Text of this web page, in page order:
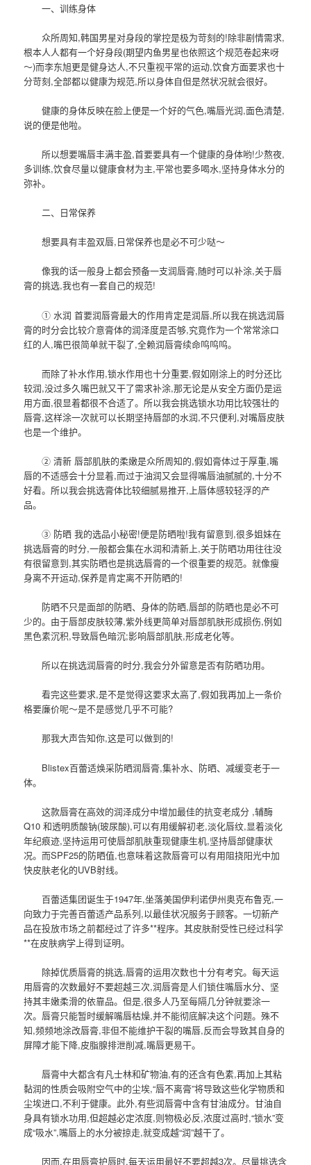
一、训练身体
众所周知,韩国男星对身段的掌控是极为苛刻的!除非剧情需求,
根本人人都有一个好身段(期望内鱼男星也依照这个规范卷起来呀
～)而李东旭更是健身达人,不只重视平常的运动,饮食方面要求也十
分苛刻,全部都以健康为规范,所以身体自但是然状况就会很好。
健康的身体反映在脸上便是一个好的气色,嘴唇光润,面色清楚,
说的便是他啦。
所以想要嘴唇丰满丰盈,首要要具有一个健康的身体哟!少熬夜,
多训练,饮食尽量以健康食材为主,平常也要多喝水,坚持身体水分的
弥补。
二、日常保养
想要具有丰盈双唇,日常保养也是必不可少哒～
像我的话一般身上都会预备一支润唇膏,随时可以补涂,关于唇
膏的挑选,我也有一套自己的规范!
① 水润 首要润唇膏最大的作用肯定是润唇,所以我在挑选润唇
膏的时分会比较介意膏体的润泽度是否够,究竟作为一个常常涂口
红的人,嘴巴很简单就干裂了,全赖润唇膏续命呜呜呜。
而除了补水作用,锁水作用也十分重要,假如刚涂上的时分还比
较润,没过多久嘴巴就又干了需求补涂,那无论是从安全方面仍是运
用方面,很显着都很不合适了。所以我会挑选锁水功用比较强壮的
唇膏,这样涂一次就可以长期坚持唇部的水润,不只便利,对嘴唇皮肤
也是一个维护。
② 清新 唇部肌肤的柔嫩是众所周知的,假如膏体过于厚重,嘴
唇的不适感会十分显着,而过于油润又会显得嘴唇油腻腻的,十分不
好看。所以我会挑选膏体比较细腻易推开,上唇体感较轻浮的产
品。
③ 防晒 我的选品小秘密!便是防晒啦!我有留意到,很多姐妹在
挑选唇膏的时分,一般都会集在水润和清新上,关于防晒功用往往没
有很留意到,其实防晒也是挑选唇膏的一个很重要的规范。就像瘦
身离不开运动,保养是肯定离不开防晒的!
防晒不只是面部的防晒、身体的防晒,唇部的防晒也是必不可
少的。由于唇部皮肤较薄,紫外线更简单对唇部肌肤形成损伤,例如
黑色素沉积,导致唇色暗沉;影响唇部肌肤,形成老化等。
所以在挑选润唇膏的时分,我会分外留意是否有防晒功用。
看完这些要求,是不是觉得这要求太高了,假如我再加上一条价
格要廉价呢～是不是感觉几乎不可能?
那我大声告知你,这是可以做到的!
Blistex百蕾适焕采防晒润唇膏,集补水、防晒、减缓变老于一
体。
这款唇膏在高效的润泽成分中增加最佳的抗变老成分 ,辅酶
Q10 和透明质酸钠(玻尿酸),可以有用缓解初老,淡化唇纹,显着淡化
年纪痕迹,坚持运用可使唇部肌肤重现健康生机,坚持唇部健康状
况。而SPF25的防晒值,也意味着这款唇膏可以有用阻挠阳光中加
快皮肤老化的UVB射线。
百蕾适集团诞生于1947年,坐落美国伊利诺伊州奥克布鲁克,一
向致力于完善百蕾适产品系列,以最佳状况服务于顾客。一切新产
品在投放市场之前都经过了许多**程序。其皮肤耐受性已经过科学
**在皮肤病学上得到证明。
除掉优质唇膏的挑选,唇膏的运用次数也十分有考究。每天运
用唇膏的次数最好不要超越三次,润唇膏是人们锁住嘴唇水分、坚
持其丰嫩柔滑的依靠品。但是,很多人乃至每隔几分钟就要涂一
次。唇膏只能暂时缓解嘴唇枯燥,并不能彻底解决这个问题。殊不
知,频频地涂改唇膏,非但不能维护干裂的嘴唇,反而会导致其自身的
屏障才能下降,皮脂腺排泄削减,嘴唇更易干。
唇膏中大都含有凡士林和矿物油,有的还含有色素,再加上其粘
黏润的性质会吸附空气中的尘埃,“唇不离膏”将导致这些化学物质和
尘埃进口,不利于健康。此外,有些润唇膏中含有甘油成分。甘油自
身具有锁水功用,但超越必定浓度,则物极必反,浓度过高时,“锁水”变
成“吸水”,嘴唇上的水分被掠走,就变成越“润”越干了。
因而,在用唇膏护唇时,每天运用最好不要超越3次。尽量挑选含